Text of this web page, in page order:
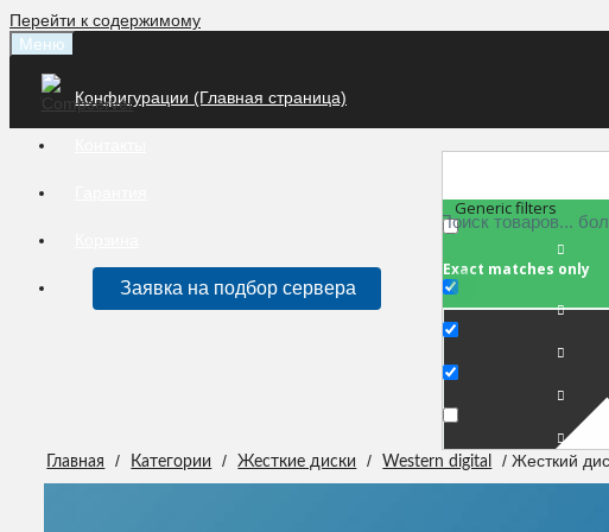
Перейти к содержимому
Меню
Конфигурации (Главная страница)
Заявка на подбор сервера
Generic filters
Exact matches only
Главная / Категории / Жесткие диски / Western digital / Жесткий